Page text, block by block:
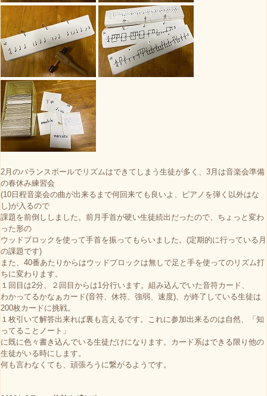
2月のバランスボールでリズムはできてしまう生徒が多く、3月は音楽会準備
の春休み練習会
(10日程音楽会の曲が出来るまで何回来ても良いよ、ピアノを弾く以外はな
し)が入るので
課題を前倒ししました。前月手首が硬い生徒続出だったので、ちょっと変わ
った形の
ウッドブロックを使って手首を振ってもらいました。(定期的に行っている月
の課題です)
また、40番あたりからはウッドブロックは無しで足と手を使ってのリズム打
ちに変わります。
１回目は2分、２回目からは1分行います。組み込んでいた音符カード、
わかってるかなぁカード(音符、休符、強弱、速度)、が終了している生徒は
200枚カードに挑戦。
１枚引いて解答出来れば裏も言えるです。これに参加出来るのは自然、「知
ってることノート」
に既に色々書き込んでいる生徒だけになります。カード系はできる限り他の
生徒がいる時にします。
何も言わなくても、頑張ろうに繋がるようです。